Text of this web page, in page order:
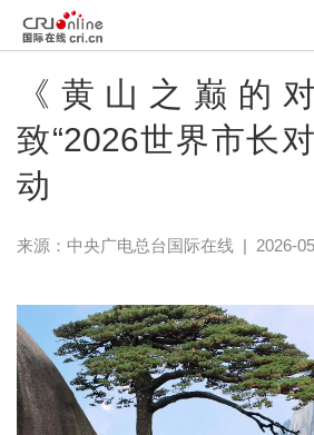
《黄山之巅的
致“2026世界市长
动
来源：中央广电总台国际在线| 2026-